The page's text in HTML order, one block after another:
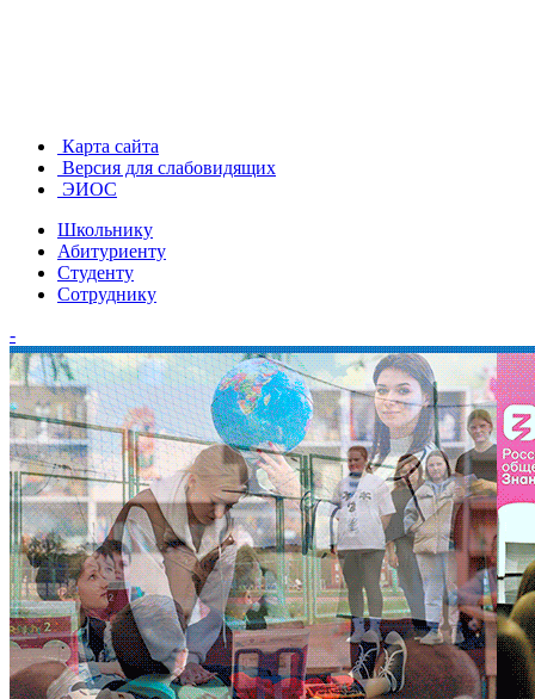
Карта сайта
Версия для слабовидящих
ЭИОС
Школьнику
Абитуриенту
Студенту
Сотруднику
-